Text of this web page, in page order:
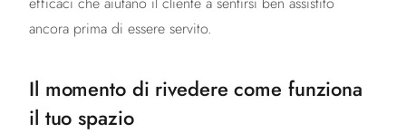
ancora prima di essere servito.
Il momento di rivedere come funziona
il tuo spazio